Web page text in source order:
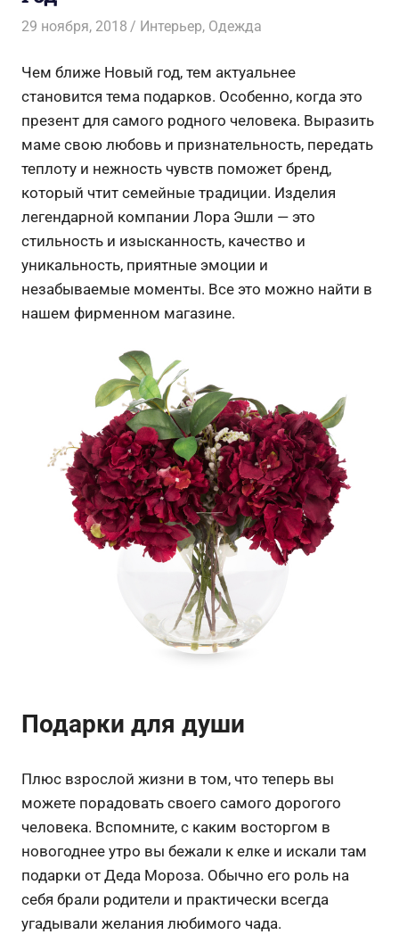
29 ноября, 2018 Admin-Laura
Интерьер, Одежда
Чем ближе Новый год, тем актуальнее
становится тема подарков. Особенно, когда это
презент для самого родного человека. Выразить
маме свою любовь и признательность, передать
теплоту и нежность чувств поможет бренд,
который чтит семейные традиции. Изделия
легендарной компании Лора Эшли — это
стильность и изысканность, качество и
уникальность, приятные эмоции и
незабываемые моменты. Все это можно найти в
нашем фирменном магазине.
Подарки для души
Плюс взрослой жизни в том, что теперь вы
можете порадовать своего самого дорогого
человека. Вспомните, с каким восторгом в
новогоднее утро вы бежали к елке и искали там
подарки от Деда Мороза. Обычно его роль на
себя брали родители и практически всегда
угадывали желания любимого чада.